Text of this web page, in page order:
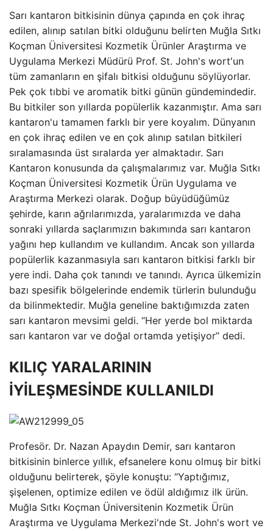
Sarı kantaron bitkisinin dünya çapında en çok ihraç
edilen, alınıp satılan bitki olduğunu belirten Muğla Sıtkı
Koçman Üniversitesi Kozmetik Ürünler Araştırma ve
Uygulama Merkezi Müdürü Prof. St. John's wort'un
tüm zamanların en şifalı bitkisi olduğunu söylüyorlar.
Pek çok tıbbi ve aromatik bitki günün gündemindedir.
Bu bitkiler son yıllarda popülerlik kazanmıştır. Ama sarı
kantaron'u tamamen farklı bir yere koyalım. Dünyanın
en çok ihraç edilen ve en çok alınıp satılan bitkileri
sıralamasında üst sıralarda yer almaktadır. Sarı
Kantaron konusunda da çalışmalarımız var. Muğla Sıtkı
Koçman Üniversitesi Kozmetik Ürün Uygulama ve
Araştırma Merkezi olarak. Doğup büyüdüğümüz
şehirde, karın ağrılarımızda, yaralarımızda ve daha
sonraki yıllarda saçlarımızın bakımında sarı kantaron
yağını hep kullandım ve kullandım. Ancak son yıllarda
popülerlik kazanmasıyla sarı kantaron bitkisi farklı bir
yere indi. Daha çok tanındı ve tanındı. Ayrıca ülkemizin
bazı spesifik bölgelerinde endemik türlerin bulunduğu
da bilinmektedir. Muğla geneline baktığımızda zaten
sarı kantaron mevsimi geldi. “Her yerde bol miktarda
sarı kantaron var ve doğal ortamda yetişiyor” dedi.
KILIÇ YARALARININ
İYİLEŞMESİNDE KULLANILDI
Profesör. Dr. Nazan Apaydın Demir, sarı kantaron
bitkisinin binlerce yıllık, efsanelere konu olmuş bir bitki
olduğunu belirterek, şöyle konuştu: “Yaptığımız,
şişelenen, optimize edilen ve ödül aldığımız ilk ürün.
Muğla Sıtkı Koçman Üniversitenin Kozmetik Ürün
Araştırma ve Uygulama Merkezi'nde St. John's wort ve